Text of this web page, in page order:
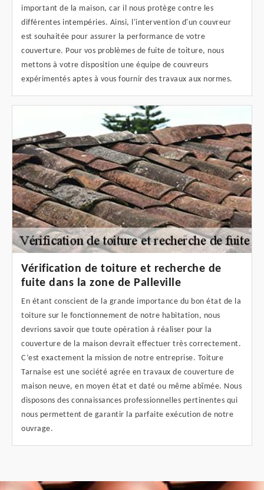
important de la maison, car il nous protège contre les
différentes intempéries. Ainsi, l'intervention d'un couvreur
est souhaitée pour assurer la performance de votre
couverture. Pour vos problèmes de fuite de toiture, nous
mettons à votre disposition une équipe de couvreurs
expérimentés aptes à vous fournir des travaux aux normes.
Vérification de toiture et recherche de
fuite dans la zone de Palleville
En étant conscient de la grande importance du bon état de la
toiture sur le fonctionnement de notre habitation, nous
devrions savoir que toute opération à réaliser pour la
couverture de la maison devrait effectuer très correctement.
C’est exactement la mission de notre entreprise. Toiture
Tarnaise est une société agrée en travaux de couverture de
maison neuve, en moyen état et daté ou même abîmée. Nous
disposons des connaissances professionnelles pertinentes qui
nous permettent de garantir la parfaite exécution de notre
ouvrage.